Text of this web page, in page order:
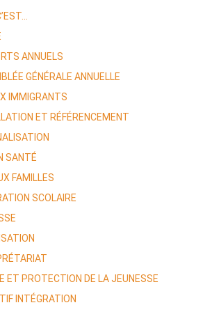
ANNUELS
GÉNÉRALE ANNUELLE
IMMIGRANTS
ET RÉFÉRENCEMENT
SANTÉ
FAMILLES
SCOLAIRE
ET PROTECTION DE LA JEUNESSE
INTÉGRATION